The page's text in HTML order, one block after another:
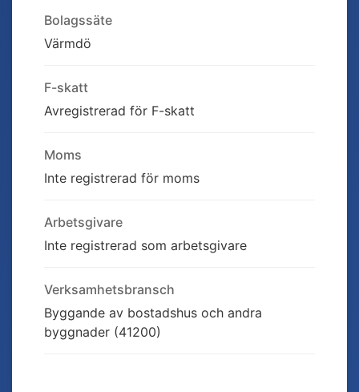
Bolagssäte
Värmdö
F-skatt
Avregistrerad för F-skatt
Moms
Inte registrerad för moms
Arbetsgivare
Inte registrerad som arbetsgivare
Verksamhetsbransch
Byggande av bostadshus och andra
byggnader (41200)